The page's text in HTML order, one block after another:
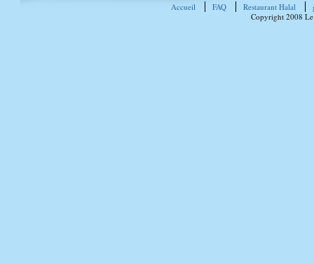
Accueil FAQ Restaurant Halal
Copyright 2008